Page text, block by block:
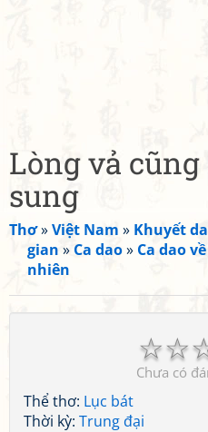
Lòng vả
sung
Thơ»Việt Nam » Khuyết
gian » Ca dao» Ca dao
nhiên
☆
☆
Chưa có
Thể thơ: Lục bát
Thời kỳ: Trung đại